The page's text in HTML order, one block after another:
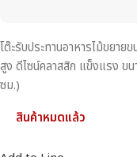
โต๊ะรับประทานอาหารไม้ขย
สูง ดีไซน์คลาสสิก แข็งแรง
ซม.)
สินค้าหมดแล้ว